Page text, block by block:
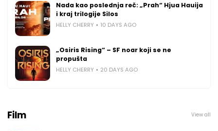
Nada kao poslednja reč: „Prah“ Hjua Hauija
i kraj trilogije Silos
HELLY CHERRY 10 DAYS AGO
„Osiris Rising“ – SF noar koji se ne
propušta
HELLY CHERRY 20 DAYS AGO
Film View all